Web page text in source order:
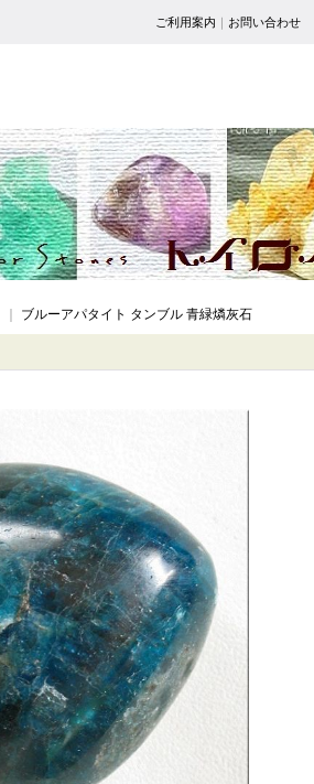
ご利用案内 ｜ お問い合わせ
ブルーアパタイト タンブル 青緑燐灰石